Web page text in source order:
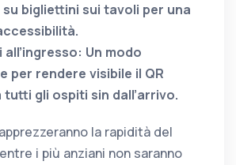
bigliettini sui tavoli per una
all’ingresso: Un modo
per rendere visibile il QR
tutti gli ospiti sin dall’arrivo.
la rapidità del
i più anziani non saranno